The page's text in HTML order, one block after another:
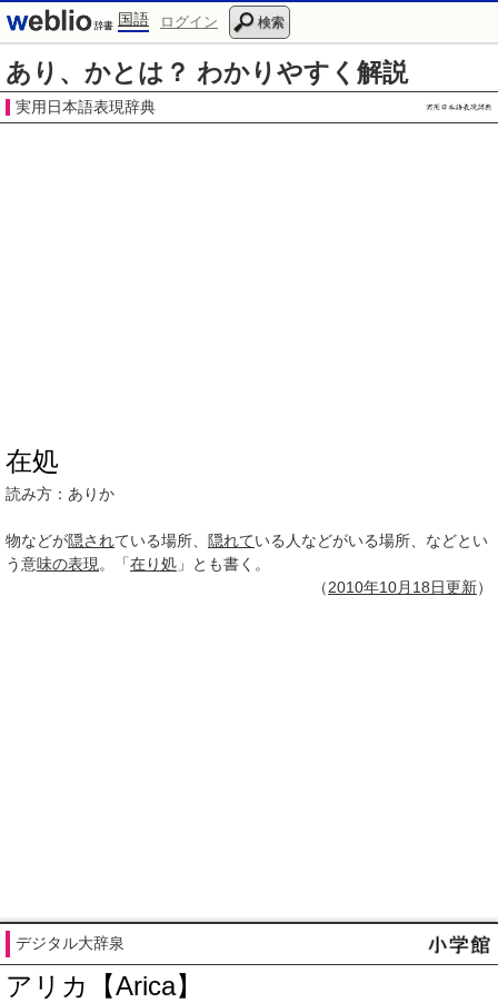
国語 ログイン 検索
あり、かとは？ わかりやすく解説
実用日本語表現辞典
在処
読み方： ありか
物などが隠されている場所、 隠れている人などがいる場所、などとい
う意味の表現 。「在り処 」とも書く。
（2010年10月 18日更新）
デジタル大辞泉
アリカ【Arica】